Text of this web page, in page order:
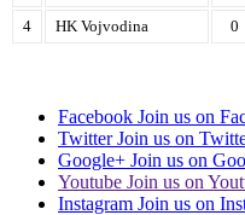
4
HK Vojvodina 0
Facebook Join us on
Twitter Join us on
Google+ Join us on
Youtube Join us on
Instagram Join us on